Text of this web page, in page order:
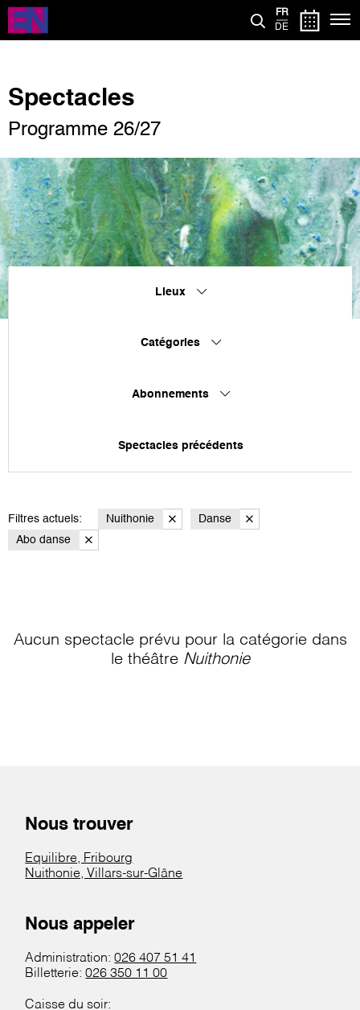
Aller
contenu
FR
DE
Spectacles
Programme 26/27
Lieux
Catégories
Abonnements
Spectacles précédents
Filtres actuels: Nuithonie
Danse
Abo danse
Aucun spectacle prévu pour la catégorie dans
le théâtre Nuithonie
Nous trouver
Equilibre, Fribourg
Nuithonie, Villars-sur-Glâne
Nous appeler
Administration:026 407 51 41
Billetterie:026 350 11 00
Caisse du soir: